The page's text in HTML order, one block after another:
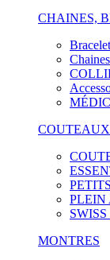
CHAINES,
Chaines
PLEIN
MONTRES